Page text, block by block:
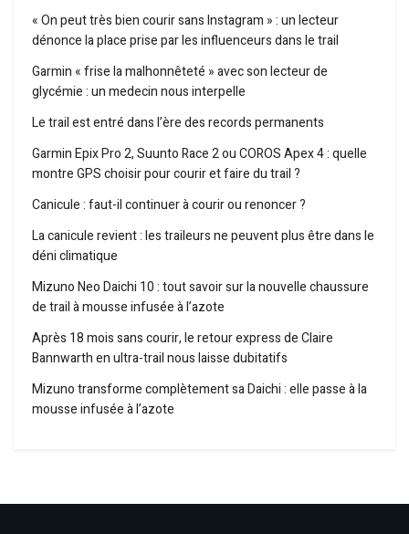
« On peut très bien courir sans Instagram » : un lecteur
dénonce la place prise par les influenceurs dans le trail
Garmin « frise la malhonnêteté » avec son lecteur de
glycémie : un medecin nous interpelle
Le trail est entré dans l’ère des records permanents
Garmin Epix Pro 2, Suunto Race 2 ou COROS Apex 4 : quelle
montre GPS choisir pour courir et faire du trail ?
Canicule : faut-il continuer à courir ou renoncer ?
La canicule revient : les traileurs ne peuvent plus être dans le
déni climatique
Mizuno Neo Daichi 10 : tout savoir sur la nouvelle chaussure
de trail à mousse infusée à l’azote
Après 18 mois sans courir, le retour express de Claire
Bannwarth en ultra-trail nous laisse dubitatifs
Mizuno transforme complètement sa Daichi : elle passe à la
mousse infusée à l’azote